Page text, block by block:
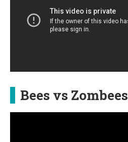
Bees vs Zombees